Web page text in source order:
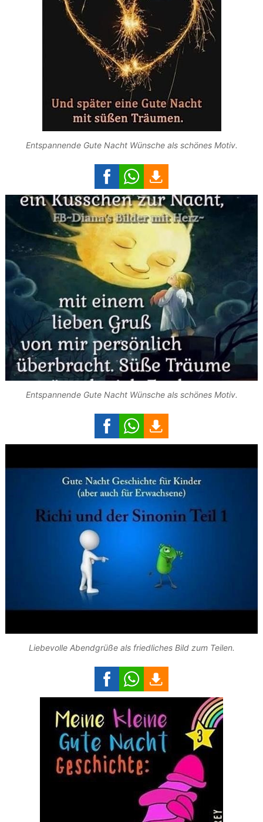
Entspannende Gute Nacht Wünsche als schönes Motiv.
Entspannende Gute Nacht Wünsche als schönes Motiv.
Liebevolle Abendgrüße als friedliches Bild zum Teilen.